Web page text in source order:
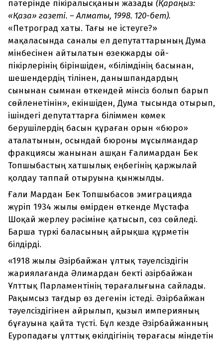
пәтерінде пікіралысқанын жазады (Қараңыз:
«Қазақ» газеті. – Алматы, 1998. 120-бет).
«Петроград хаты. Тағы не істеуге?»
мақаласында саналы ел депутаттарының Дума
мінбесінен айтылатын өзекжарды ой-
пікірлерінің біріншіден, «білімдінің басынан,
шешендердің тілінен, данышпандардың
сынынан сымнан өткендей мінсіз болып барып
сөйленетінін», екіншіден, Дума тысында отырып,
ішіндегі депутаттарға біліммен көмек
берушілердің басын құраған орын «бюро»
аталатынын, осындай бюроны мұсылмандар
фракциясы жанынан ашқан Ғалимардан Бек
Топшыбастың хатшылық еңбегінің қаржылай
қолдау таппай отыруына қынжылды.
Ғали Мардан Бек Топшыбасов эмиграцияда
жүріп 1934 жылы өмірден өткенде Мұстафа
Шоқай жерлеу рәсіміне қатысып, сөз сөйледі.
Барша түркі баласының айрықша құрметін
білдірді.
«1918 жылы Әзірбайжан ұлтық тәуелсіздігін
жариялағанда Әлимардан бекті әзірбайжан
Ұлттық Парламентінің төрағалығына сайлады.
Рақымсыз тағдыр өз дегенін істеді. Әзірбайжан
тәуелсіздігінен айрылып, қызыл империяның
бұғауына қайта түсті. Бұл кезде Әзірбайжанның
Еуропадағы ұлттық өкілдігінің төрағасы міндетін